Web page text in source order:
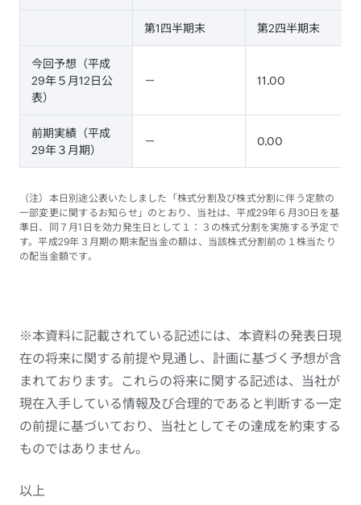
第1四半期末 第2四半期末
今回予想（平成
29年５月12日公
表）
－ 11.00
前期実績（平成
29年３月期）
－ 0.00
（注）本日別途公表いたしました「株式分割及び株式分割に伴う定款の
一部変更に関するお知らせ」のとおり、当社は、平成29年６月30日を基
準日、同７月1日を効力発生日として１：３の株式分割を実施する予定で
す。平成29年３月期の期末配当金の額は、当該株式分割前の１株当たり
の配当金額です。
※本資料に記載されている記述には、本資料の発表日現
在の将来に関する前提や見通し、計画に基づく予想が含
まれております。これらの将来に関する記述は、当社が
現在入手している情報及び合理的であると判断する一定
の前提に基づいており、当社としてその達成を約束する
ものではありません。
以上